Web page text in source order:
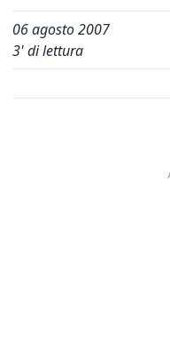
06 agosto 2007
3' di lettura